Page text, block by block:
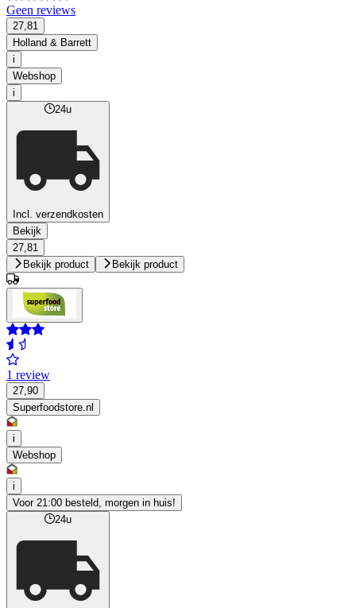
Geen reviews
27,81
Holland & Barrett
i
Webshop
i
24u
Incl. verzendkosten
Bekijk
27,81
Bekijk product
Bekijk product
1 review
27,90
Superfoodstore.nl
i
Webshop
i
Voor 21:00 besteld, morgen in huis!
24u